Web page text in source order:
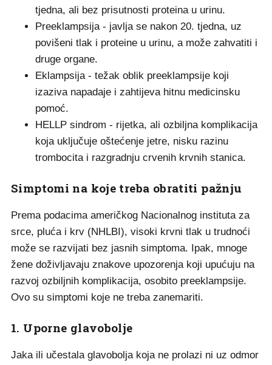
tjedna, ali bez prisutnosti proteina u urinu.
Preeklampsija - javlja se nakon 20. tjedna, uz
povišeni tlak i proteine u urinu, a može zahvatiti i
druge organe.
Eklampsija - težak oblik preeklampsije koji
izaziva napadaje i zahtijeva hitnu medicinsku
pomoć.
HELLP sindrom - rijetka, ali ozbiljna komplikacija
koja uključuje oštećenje jetre, nisku razinu
trombocita i razgradnju crvenih krvnih stanica.
Simptomi na koje treba obratiti pažnju
Prema podacima američkog Nacionalnog instituta za
srce, pluća i krv (NHLBI), visoki krvni tlak u trudnoći
može se razvijati bez jasnih simptoma. Ipak, mnoge
žene doživljavaju znakove upozorenja koji upućuju na
razvoj ozbiljnih komplikacija, osobito preeklampsije.
Ovo su simptomi koje ne treba zanemariti.
1. Uporne glavobolje
Jaka ili učestala glavobolja koja ne prolazi ni uz odmor